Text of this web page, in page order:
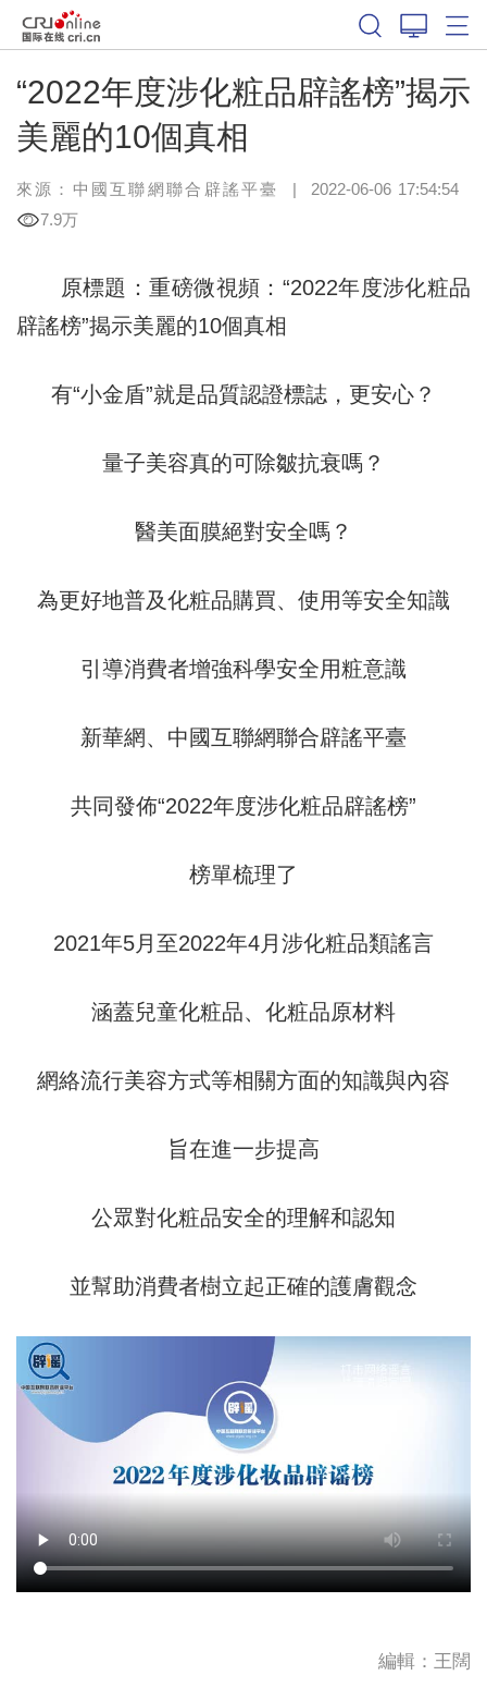
“2022年度涉化粧品辟謠榜”揭示
美麗的10個真相
來源： 中國互聯網聯合辟謠平臺 | 2022-06-06 17:54:54
7.9万
原標題：重磅微視頻：“2022年度涉化粧品
辟謠榜”揭示美麗的10個真相
有“小金盾”就是品質認證標誌，更安心？
量子美容真的可除皺抗衰嗎？
醫美面膜絕對安全嗎？
為更好地普及化粧品購買、使用等安全知識
引導消費者增強科學安全用粧意識
新華網、中國互聯網聯合辟謠平臺
共同發佈“2022年度涉化粧品辟謠榜”
榜單梳理了
2021年5月至2022年4月涉化粧品類謠言
涵蓋兒童化粧品、化粧品原材料
網絡流行美容方式等相關方面的知識與內容
旨在進一步提高
公眾對化粧品安全的理解和認知
並幫助消費者樹立起正確的護膚觀念
編輯：王闊